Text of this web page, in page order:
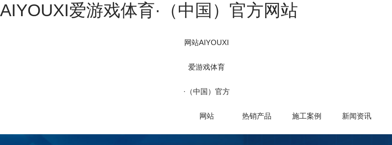
AIYOUXI爱游戏体育·（中国）官方网站
网站AIYOUXI
爱游戏体育
·（中国）官方
网站 热销产品 施工案例 新闻资讯